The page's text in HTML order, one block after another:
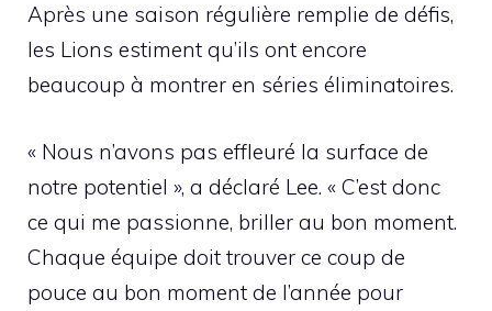
Après une saison régulière remplie de défis,
les Lions estiment qu’ils ont encore
beaucoup à montrer en séries éliminatoires.
« Nous n’avons pas effleuré la surface de
notre potentiel », a déclaré Lee. « C’est donc
ce qui me passionne, briller au bon moment.
Chaque équipe doit trouver ce coup de
pouce au bon moment de l’année pour